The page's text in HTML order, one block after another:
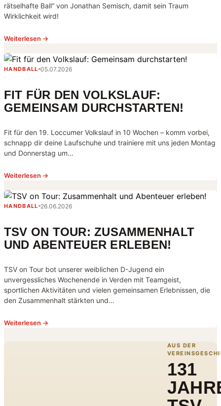
rätselhafte Ball“ von Jonathan Semisch, damit sein Traum
Wirklichkeit wird!
Weiterlesen →
HANDBALL 05.07.2026
FIT FÜR DEN VOLKSLAUF:
GEMEINSAM DURCHSTARTEN!
Fit für den 19. Loccumer Volkslauf in 10 Wochen – komm vorbei,
schnapp dir deine Laufschuhe und trainiere mit uns jeden Montag
und Donnerstag um…
Weiterlesen →
HANDBALL 26.06.2026
TSV ON TOUR: ZUSAMMENHALT
UND ABENTEUER ERLEBEN!
TSV on Tour bot unserer weiblichen D-Jugend ein
unvergessliches Wochenende in Verden mit Teamgeist,
sportlichen Aktivitäten und vielen gemeinsamen Erlebnissen, die
den Zusammenhalt stärkten und…
Weiterlesen →
AUS DER
131